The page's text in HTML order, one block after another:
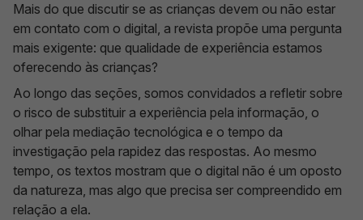
Mais do que discutir se as crianças devem ou não estar
em contato com o digital, a revista propõe uma pergunta
mais exigente: que qualidade de experiência estamos
oferecendo às crianças?
Ao longo das seções, somos convidados a refletir sobre
o risco de substituir a experiência pela informação, o
olhar pela mediação tecnológica e o tempo da
investigação pela rapidez das respostas. Ao mesmo
tempo, os textos mostram que o digital não é um oposto
da natureza, mas algo que precisa ser compreendido em
relação a ela.